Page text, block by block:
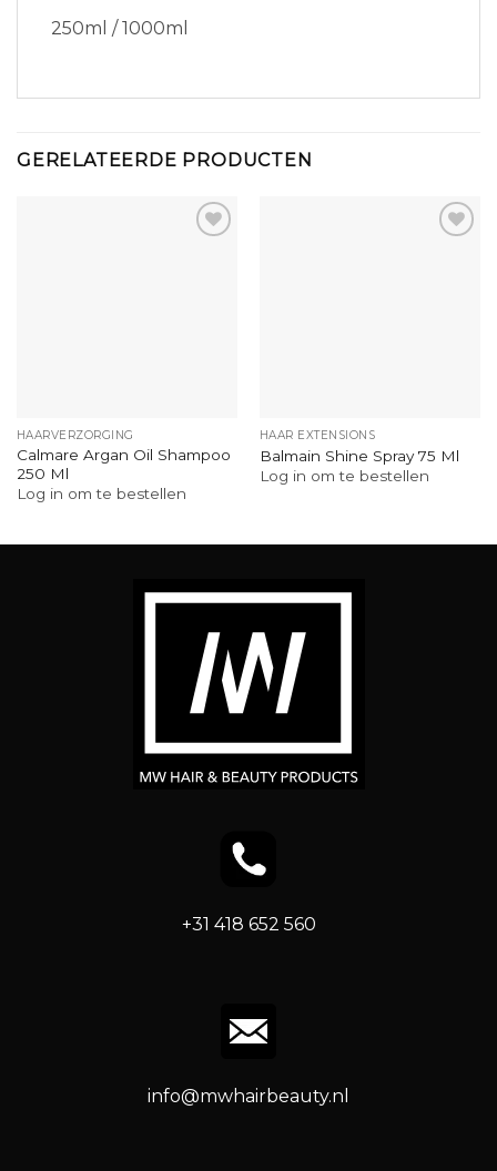
250ml / 1000ml
GERELATEERDE PRODUCTEN
HAARVERZORGING
Calmare Argan Oil Shampoo
250 Ml
Log in om te bestellen
HAAR EXTENSIONS
Balmain Shine Spray 75 Ml
Log in om te bestellen
+31 418 652 560
info@mwhairbeauty.nl